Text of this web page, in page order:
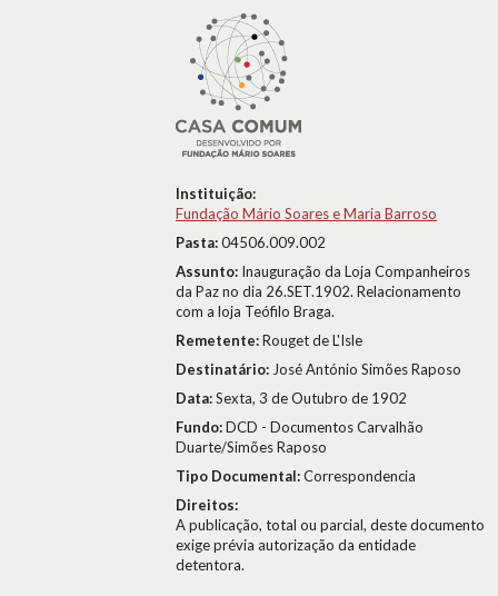
Instituição:
Fundação Mário Soares e Maria Barroso
Pasta:04506.009.002
Assunto: Inauguração da Loja Companheiros
da Paz no dia 26.SET.1902. Relacionamento
com a loja Teófilo Braga.
Remetente:Rouget de L'Isle
Destinatário: José António Simões Raposo
Data:Sexta, 3 de Outubro de 1902
Fundo:DCD - Documentos Carvalhão
Duarte/Simões Raposo
Tipo Documental:Correspondencia
Direitos:
A publicação, total ou parcial, deste documento
exige prévia autorização da entidade
detentora.